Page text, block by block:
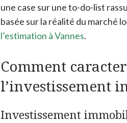
une case sur une to-do-list
basée sur la réalité du marché
l’estimation à Vannes.
Comment
l’investissement
Investissement